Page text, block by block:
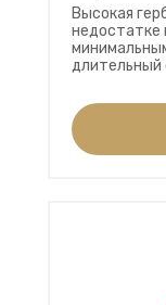
Высокая
недостатке
длительный